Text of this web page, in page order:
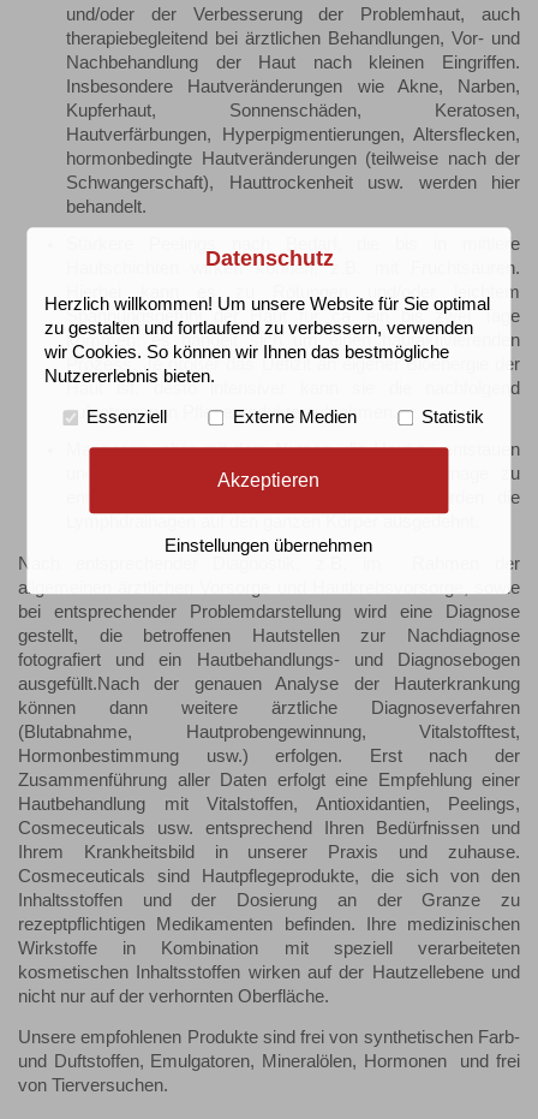
und/oder der Verbesserung der Problemhaut, auch
therapiebegleitend bei ärztlichen Behandlungen, Vor- und
Nachbehandlung der Haut nach kleinen Eingriffen.
Insbesondere Hautveränderungen wie Akne, Narben,
Kupferhaut, Sonnenschäden, Keratosen,
Hautverfärbungen, Hyperpigmentierungen, Altersflecken,
hormonbedingte Hautveränderungen (teilweise nach der
Schwangerschaft), Hauttrockenheit usw. werden hier
behandelt.
Stärkere Peelings nach Bedarf, die bis in mittlere
Hautschichten wirken können, z.B. mit Fruchtsäuren.
Hierbei kann es zu Rötungen und/oder leichtem
Spannungsgefühl der Haut für ca. ein bis zwei Tage
kommen: es handelt sich um einen hautaktivierenden
Prozess. Je größer das Defizit an eigener Bioenergie der
Haut ist, desto intensiver kann sie die nachfolgend
aufgetragenen Pflegeprodukte aufnehmen.
Massagen, eher mit dem Nutzen, die Haut zu entstauen
und zu entlasten und z.B. mittels Lymphdrainage zu
entspannen und zu reinigen. Bei Bedarf werden die
Nach entsprechender Diagnostik, z.B. im Rahmen der
allgemeinen ärztlichen Vorsorge und Hautkrebsvorsorge, sowie
bei entsprechender Problemdarstellung wird eine Diagnose
gestellt, die betroffenen Hautstellen zur Nachdiagnose
fotografiert und ein Hautbehandlungs- und Diagnosebogen
ausgefüllt.Nach der genauen Analyse der Hauterkrankung
können dann weitere ärztliche Diagnoseverfahren
(Blutabnahme, Hautprobengewinnung, Vitalstofftest,
Hormonbestimmung usw.) erfolgen. Erst nach der
Zusammenführung aller Daten erfolgt eine Empfehlung einer
Hautbehandlung mit Vitalstoffen, Antioxidantien, Peelings,
Cosmeceuticals usw. entsprechend Ihren Bedürfnissen und
Ihrem Krankheitsbild in unserer Praxis und zuhause.
Cosmeceuticals sind Hautpflegeprodukte, die sich von den
Inhaltsstoffen und der Dosierung an der Granze zu
rezeptpflichtigen Medikamenten befinden. Ihre medizinischen
Wirkstoffe in Kombination mit speziell verarbeiteten
kosmetischen Inhaltsstoffen wirken auf der Hautzellebene und
nicht nur auf der verhornten Oberfläche.
Unsere empfohlenen Produkte sind frei von synthetischen Farb-
und Duftstoffen, Emulgatoren, Mineralölen, Hormonen und frei
von Tierversuchen.
Datenschutz
Herzlich willkommen! Um unsere Website für Sie optimal
zu gestalten und fortlaufend zu verbessern, verwenden
wir Cookies. So können wir Ihnen das bestmögliche
Nutzererlebnis bieten.
Essenziell Externe Medien Statistik
Akzeptieren
Einstellungen übernehmen